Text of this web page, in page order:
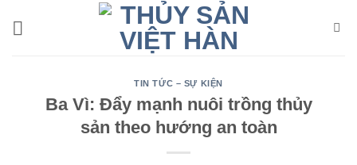
TIN TỨC – SỰ KIỆN
Ba Vì: Đẩy mạnh nuôi trồng thủy
sản theo hướng an toàn